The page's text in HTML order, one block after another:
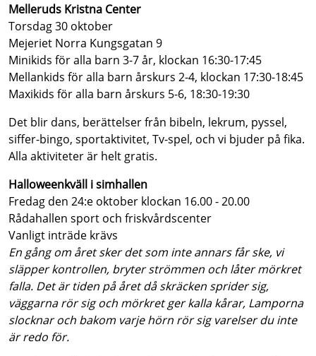
Melleruds Kristna Center
Torsdag 30 oktober
Mejeriet Norra Kungsgatan 9
Minikids för alla barn 3-7 år, klockan 16:30-17:45
Mellankids för alla barn årskurs 2-4, klockan 17:30-18:45
Maxikids för alla barn årskurs 5-6, 18:30-19:30
Det blir dans, berättelser från bibeln, lekrum, pyssel,
siffer-bingo, sportaktivitet, Tv-spel, och vi bjuder på fika.
Alla aktiviteter är helt gratis.
Halloweenkväll i simhallen
Fredag den 24:e oktober klockan 16.00 - 20.00
Rådahallen sport och friskvårdscenter
Vanligt inträde krävs
En gång om året sker det som inte annars får ske, vi
släpper kontrollen, bryter strömmen och låter mörkret
falla. Det är tiden på året då skräcken sprider sig,
väggarna rör sig och mörkret ger kalla kårar, Lamporna
slocknar och bakom varje hörn rör sig varelser du inte
är redo för.